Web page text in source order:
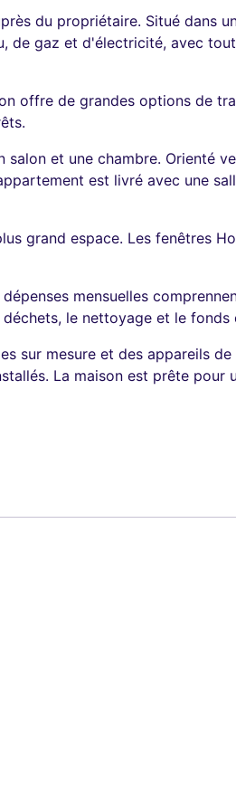
du propriétaire. Situé dans
de gaz et d'électricité, avec
offre de grandes options de
et une chambre. Orienté
est livré avec une
grand espace. Les fenêtres
mensuelles
le nettoyage et le fonds
sur mesure et des appareils
La maison est prête pour